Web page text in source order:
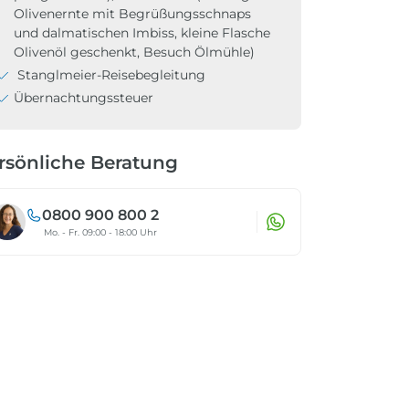
Olivenernte mit Begrüßungsschnaps
und dalmatischen Imbiss, kleine Flasche
Olivenöl geschenkt, Besuch Ölmühle)
Stanglmeier-Reisebegleitung
Übernachtungssteuer
Beratung
0800 900 800 2
Mo. - Fr. 09:00 - 18:00 Uhr